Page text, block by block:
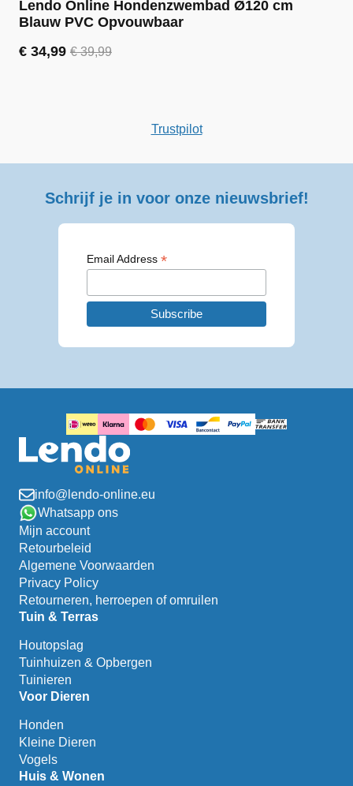
Lendo Online Hondenzwembad Ø120 cm
Blauw PVC Opvouwbaar
€39,99
Oorspronkelijke
€ 34,99
Huidige
Trustpilot
Schrijf je in voor onze nieuwsbrief!
Email Address *
info@lendo-online.eu
Whatsapp ons
Mijn account
Retourbeleid
Algemene Voorwaarden
Privacy Policy
Retourneren, herroepen of omruilen
Tuin & Terras
Houtopslag
Tuinhuizen & Opbergen
Tuinieren
Voor Dieren
Honden
Kleine Dieren
Vogels
Huis & Wonen